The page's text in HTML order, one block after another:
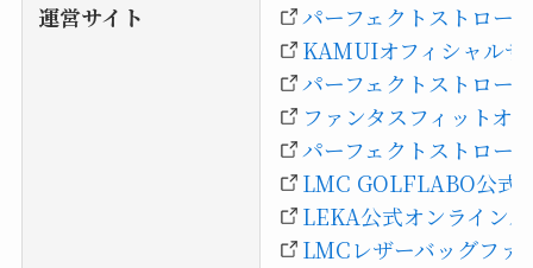
運営サイト
パーフェクトストロー
KAMUIオフィシャルサ
パーフェクトストロー
ファンタスフィットオ
パーフェクトストロー
LMC GOLFLABO公式
LEKA公式オンライン
LMCレザーバッグファ